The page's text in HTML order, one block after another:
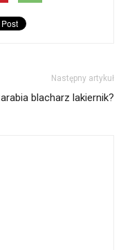
Następny artykuł
blacharz lakiernik?